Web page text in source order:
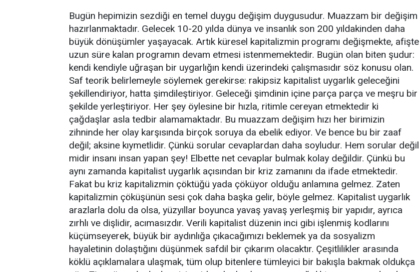
Bugün hepimizin sezdiği en temel duygu değişim duygusudur. Muazzam bir değişim
hazırlanmaktadır. Gelecek 10-20 yılda dünya ve insanlık son 200 yıldakinden daha
büyük dönüşümler yaşayacak. Artık küresel kapitalizmin programı değişmekte, afişte
uzun süre kalan programın devam etmesi istenmemektedir. Bugün olan biten şudur:
kendi kendiyle uğraşan bir uygarlığın kendi üzerindeki çalışmasıdır söz konusu olan.
Saf teorik belirlemeyle söylemek gerekirse: rakipsiz kapitalist uygarlık geleceğini
şekillendiriyor, hatta şimdileştiriyor. Geleceği şimdinin içine parça parça ve meşru bir
şekilde yerleştiriyor. Her şey öylesine bir hızla, ritimle cereyan etmektedir ki
çağdaşlar asla tedbir alamamaktadır. Bu muazzam değişim hızı her birimizin
zihninde her olay karşısında birçok soruya da ebelik ediyor. Ve bence bu bir zaaf
değil; aksine kıymetlidir. Çünkü sorular cevaplardan daha soyludur. Hem sorular değil
midir insanı insan yapan şey! Elbette net cevaplar bulmak kolay değildir. Çünkü bu
aynı zamanda kapitalist uygarlık açısından bir kriz zamanını da ifade etmektedir.
Fakat bu kriz kapitalizmin çöktüğü yada çöküyor olduğu anlamına gelmez. Zaten
kapitalizmin çöküşünün sesi çok daha başka gelir, böyle gelmez. Kapitalist uygarlık
arazlarla dolu da olsa, yüzyıllar boyunca yavaş yavaş yerleşmiş bir yapıdır, ayrıca
zırhlı ve dişlidir, acımasızdır. Verili kapitalist düzenin inci gibi işlenmiş kodlarını
küçümseyerek, büyük bir aydınlığa çıkacağımızı beklemek ya da sosyalizm
hayaletinin dolaştığını düşünmek safdil bir çıkarım olacaktır. Çeşitlilikler arasında
köklü açıklamalara ulaşmak, tüm olup bitenlere tümleyici bir bakışla bakmak oldukça